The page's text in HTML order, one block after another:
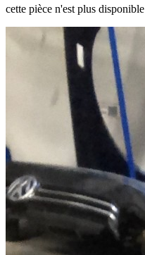
cette pièce n'est plus disponible